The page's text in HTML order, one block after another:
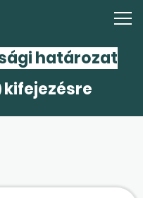
határozat
kifejezésre